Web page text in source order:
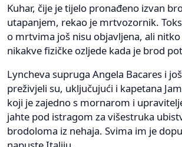
Kuhar, čije je tijelo pronađeno izvan
utapanjem, rekao je mrtvozornik.
o mrtvima još nisu objavljena, ali
nikakve fizičke ozljede kada je brod
Lyncheva supruga Angela Bacares i
preživjeli su, uključujući i kapetana
koji je zajedno s mornarom i
jahte pod istragom za višestruka
brodoloma iz nehaja. Svima im je